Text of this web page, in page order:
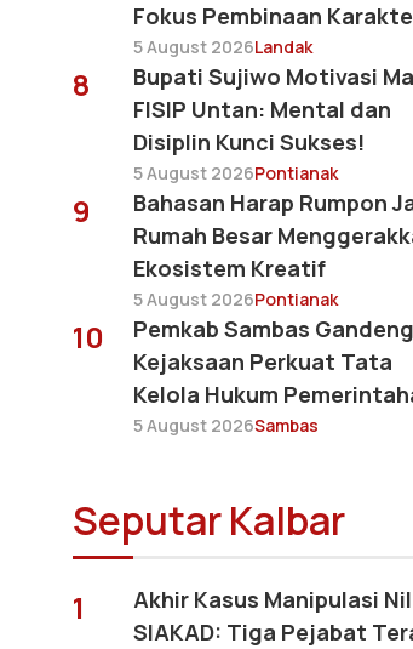
Fokus Pembinaan
5 August 2026Landak
8
Bupati Sujiwo Motivasi
FISIP Untan: Mental dan
Disiplin Kunci Sukses!
5 August 2026Pontianak
9
Bahasan Harap Rumpon
Rumah Besar
Ekosistem Kreatif
5 August 2026Pontianak
10
Pemkab Sambas Gandeng
Kejaksaan Perkuat Tata
Kelola Hukum
5 August 2026Sambas
Seputar Kalbar
1
Akhir Kasus Manipulasi
SIAKAD: Tiga Pejabat